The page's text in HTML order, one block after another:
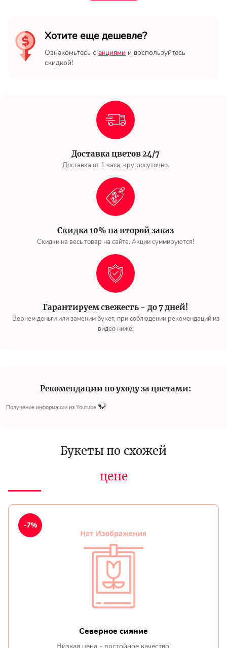
Хотите еще дешевле?
Ознакомьтесь с акциями и воспользуйтесь
скидкой!
Доставка цветов 24/7
Доставка от 1 часа, круглосуточно.
Скидка 10% на второй заказ
Скидки на весь товар на сайте. Акции суммируются!
Гарантируем свежесть - до 7 дней!
Вернем деньги или заменим букет, при соблюдении рекомендаций из
видео ниже:
Рекомендации по уходу за цветами:
Получение информации из Youtube
Букеты по схожей
цене
Северное сияние
-7%